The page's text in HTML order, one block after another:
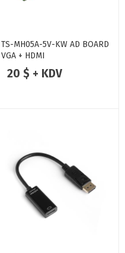
TS-MH05A-5V-KW AD BOARD
VGA + HDMI
20 $ + KDV